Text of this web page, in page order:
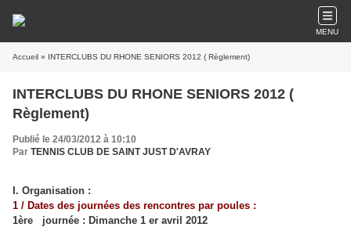
MENU
Accueil » INTERCLUBS DU RHONE SENIORS 2012 ( Règlement)
INTERCLUBS DU RHONE SENIORS 2012 (
Règlement)
Publié le 24/03/2012 à 10:10
Par TENNIS CLUB DE SAINT JUST D'AVRAY
I. Organisation :
1 / Dates des journées des rencontres par poules :
1ère journée : Dimanche 1 er avril 2012